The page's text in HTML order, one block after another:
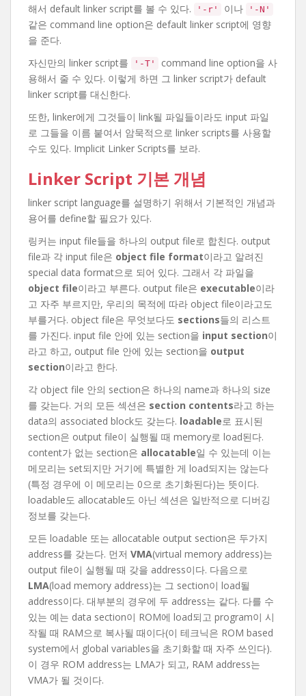
해서 default linker script를 볼 수 있다.
'-r' 이나 '-N'
같은 command line option은 default linker script에 영향
을 준다.
자신만의 linker script를
'-T'
command line option을 사
용해서 줄 수 있다. 이렇게 하면 그 linker script가 default
linker script를 대신한다.
또한, linker에게 그것들이 link될 파일들이라도 input 파일
로 그들을 이름 붙여서 암묵적으로 linker scripts를 사용할
수도 있다. Implicit Linker Scripts를 보라.
Linker Script 기본 개념
linker script language를 설명하기 위해서 기본적인 개념과
용어를 define할 필요가 있다.
링커는 input file들을 하나의 output file로 합친다. output
file과 각 input file은 object file format이라고 알려진
special data format으로 되어 있다. 그래서 각 파일을
object file이라고 부른다. output file은 executable이라
고 자주 부르지만, 우리의 목적에 따라 object file이라고도
부를거다. object file은 무엇보다도 sections들의 리스트
를 가진다. input file 안에 있는 section을 input section이
라고 하고, output file 안에 있는 section을 output
section이라고 한다.
각 object file 안의 section은 하나의 name과 하나의 size
를 갖는다. 거의 모든 섹션은 section contents라고 하는
data의 associated block도 갖는다. loadable로 표시된
section은 output file이 실행될 때 memory로 load된다.
content가 없는 section은 allocatable일 수 있는데 이는
메모리는 set되지만 거기에 특별한 게 load되지는 않는다
(특정 경우에 이 메모리는 0으로 초기화된다)는 뜻이다.
loadable도 allocatable도 아닌 섹션은 일반적으로 디버깅
정보를 갖는다.
모든 loadable 또는 allocatable output section은 두가지
address를 갖는다. 먼저 VMA(virtual memory address)는
output file이 실행될 때 갖을 address이다. 다음으로
LMA(load memory address)는 그 section이 load될
address이다. 대부분의 경우에 두 address는 같다. 다를 수
있는 예는 data section이 ROM에 load되고 program이 시
작될 때 RAM으로 복사될 때이다(이 테크닉은 ROM based
system에서 global variables을 초기화할 때 자주 쓰인다).
이 경우 ROM address는 LMA가 되고, RAM address는
VMA가 될 것이다.